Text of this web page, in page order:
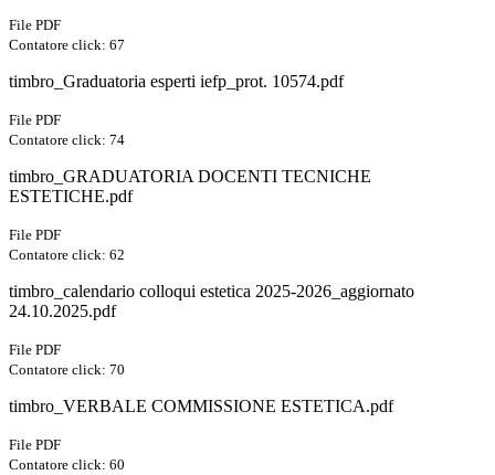
File PDF
Contatore click: 67
timbro_Graduatoria esperti iefp_prot. 10574.pdf
File PDF
Contatore click: 74
timbro_GRADUATORIA DOCENTI TECNICHE
ESTETICHE.pdf
File PDF
Contatore click: 62
timbro_calendario colloqui estetica 2025-2026_aggiornato
24.10.2025.pdf
File PDF
Contatore click: 70
timbro_VERBALE COMMISSIONE ESTETICA.pdf
File PDF
Contatore click: 60